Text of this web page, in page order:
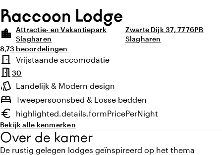
Raccoon Lodge
location_city Attractie- en Vakantiepark
Slagharen
Zwarte Dijk 37, 7776PB
Slagharen
Gemiddelde beoordeling van 8,7 uit 10
8,7Aantal beoordelingen: 3
3 beoordelingen
Highlights
door_front
Type kamer
Vrijstaande accomodatie
meeting_room30
style
Sfeer en uitstraling
Landelijk & Modern design
bed Tweepersoonsbed & Losse bedden
euro
Minimumprijs
highlighted.details.formPricePerNight
Bekijk alle kenmerken
Over de kamer
De rustig gelegen lodges geïnspireerd op het thema